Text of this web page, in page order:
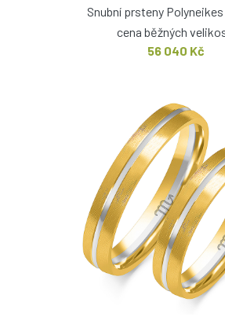
Snubní prsteny
cena běžných
56 040 Kč